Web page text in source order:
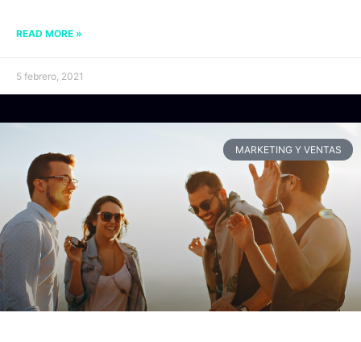
READ MORE »
5 febrero, 2021
MARKETING Y VENTAS